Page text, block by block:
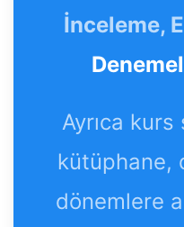
İnceleme,
Ayrıca
kütüphane,
dönemlere